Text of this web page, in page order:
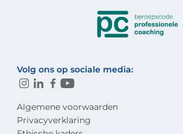
Volg ons op sociale media:
Algemene voorwaarden
Privacyverklaring